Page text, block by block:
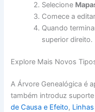
Selecione
Comece a
Quando
superior direito.
Explore Mais Novos
A Árvore Genealógica é
também introduz suporte
de Causa e Efeito,